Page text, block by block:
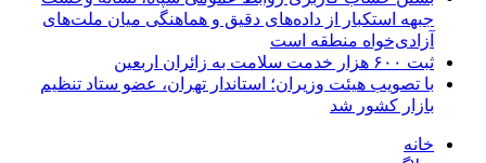
جبهه استکبار از داده‌های دقیق و هماهنگی میان ملت‌های
آزادی‌خواه منطقه است
ثبت ۶۰۰ هزار خدمت سلامت به زائران اربعین
با تصویب هیئت وزیران؛ استاندار تهران، عضو ستاد تنظیم
بازار کشور شد
خانه